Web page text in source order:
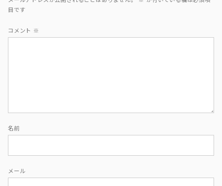
目です
コメント ※
名前
メール